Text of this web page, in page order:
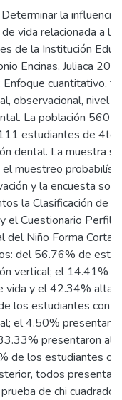
la influencia
vida relacionada a la
de la Institución
Encinas, Juliaca
cuantitativo,
observacional, nivel
La población 560
estudiantes de 4to
dental. La muestra
muestreo
y la encuesta son
la Clasificación de
el Cuestionario Perfil
del Niño Forma Corta
del 56.76% de
vertical; el 14.41%
vida y el 42.34% alta
los estudiantes con
el 4.50%
presentaron
de los estudiantes
todos
de chi cuadrado